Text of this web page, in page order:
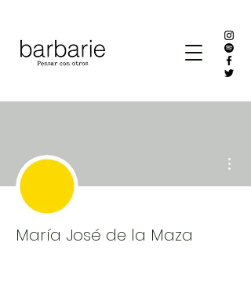
María José de la Maza